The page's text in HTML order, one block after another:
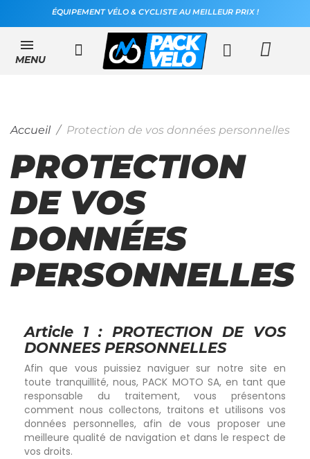
ÉQUIPEMENT VÉLO & CYCLISTE AU MEILLEUR PRIX !
MENU
Accueil Protection de vos données personnelles
PROTECTION
DE VOS
DONNÉES
PERSONNELLES
Article 1 : PROTECTION DE VOS
DONNEES PERSONNELLES
Afin que vous puissiez naviguer sur notre site en
toute tranquillité, nous, PACK MOTO SA, en tant que
responsable du traitement, vous présentons
comment nous collectons, traitons et utilisons vos
données personnelles, afin de vous proposer une
meilleure qualité de navigation et dans le respect de
vos droits.